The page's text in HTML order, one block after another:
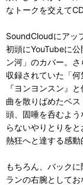
なトークを交えて
SoundCloudにアッ
初頭にYouTubeに
ン河」のカバー。
収録されていた「
『ヨンヨンスン』
曲を散りばめたベ
頭、固唾を呑むよ
らないやりとりを
熱狂へと達する感動
もちろん、バック
ランの右腕として